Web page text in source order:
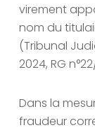
virement
nom du
(Tribunal
2024, RG
Dans la
fraudeur